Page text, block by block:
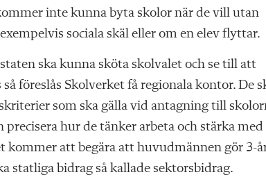
inte kunna byta skolor när de vill utan
sociala skäl eller om en elev flyttar.
ska kunna sköta skolvalet och se till att
föreslås Skolverket få regionala kontor. De
som ska gälla vid antagning till
hur de tänker arbeta och stärka med
att begära att huvudmännen gör 3-
statliga bidrag så kallade sektorsbidrag.